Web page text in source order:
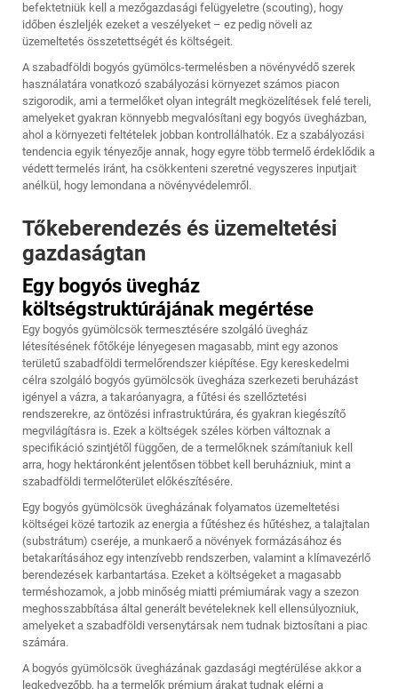
befektetniük kell a mezőgazdasági felügyeletre (scouting), hogy
időben észleljék ezeket a veszélyeket – ez pedig növeli az
üzemeltetés összetettségét és költségeit.
A szabadföldi bogyós gyümölcs-termelésben a növényvédő szerek
használatára vonatkozó szabályozási környezet számos piacon
szigorodik, ami a termelőket olyan integrált megközelítések felé tereli,
amelyeket gyakran könnyebb megvalósítani egy bogyós üvegházban,
ahol a környezeti feltételek jobban kontrollálhatók. Ez a szabályozási
tendencia egyik tényezője annak, hogy egyre több termelő érdeklődik a
védett termelés iránt, ha csökkenteni szeretné vegyszeres inputjait
anélkül, hogy lemondana a növényvédelemről.
Tőkeberendezés és üzemeltetési
gazdaságtan
Egy bogyós üvegház
költségstruktúrájának megértése
Egy bogyós gyümölcsök termesztésére szolgáló üvegház
létesítésének főtőkéje lényegesen magasabb, mint egy azonos
területű szabadföldi termelőrendszer kiépítése. Egy kereskedelmi
célra szolgáló bogyós gyümölcsök üvegháza szerkezeti beruházást
igényel a vázra, a takaróanyagra, a fűtési és szellőztetési
rendszerekre, az öntözési infrastruktúrára, és gyakran kiegészítő
megvilágításra is. Ezek a költségek széles körben változnak a
specifikáció szintjétől függően, de a termelőknek számítaniuk kell
arra, hogy hektáronként jelentősen többet kell beruházniuk, mint a
szabadföldi termelőterület előkészítésére.
Egy bogyós gyümölcsök üvegházának folyamatos üzemeltetési
költségei közé tartozik az energia a fűtéshez és hűtéshez, a talajtalan
(substrátum) cseréje, a munkaerő a növények formázásához és
betakarításához egy intenzívebb rendszerben, valamint a klímavezérlő
berendezések karbantartása. Ezeket a költségeket a magasabb
terméshozamok, a jobb minőség miatti prémiumárak vagy a szezon
meghosszabbítása által generált bevételeknek kell ellensúlyozniuk,
amelyeket a szabadföldi versenytársak nem tudnak biztosítani a piac
számára.
A bogyós gyümölcsök üvegházának gazdasági megtérülése akkor a
legkedvezőbb, ha a termelők prémium árakat tudnak elérni a